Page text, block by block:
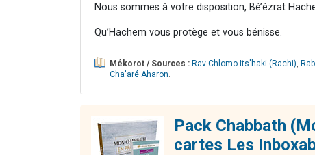
Nous sommes à votre disposition, Bé’ézrat
Qu’Hachem vous protège et vous bénisse.
Mékorot / Sources : Rav Chlomo Its'haki (Rachi)
Cha'aré Aharon
Pack Chabbath
cartes Les